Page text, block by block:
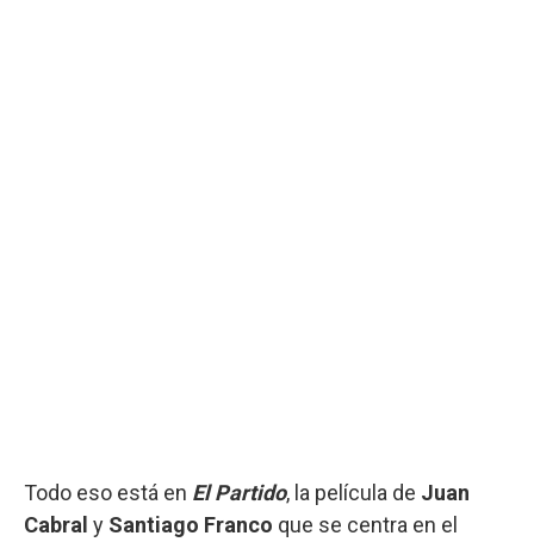
Todo eso está en El Partido, la película de Juan
Cabral y Santiago Franco que se centra en el